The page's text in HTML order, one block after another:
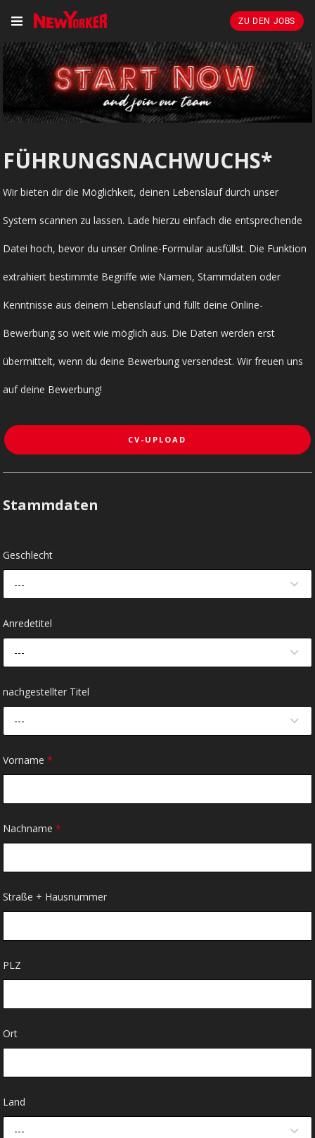
ZU DEN JOBS
FÜHRUNGSNACHWUCHS*
Wir bieten dir die Möglichkeit, deinen Lebenslauf durch unser
System scannen zu lassen. Lade hierzu einfach die entsprechende
Datei hoch, bevor du unser Online-Formular ausfüllst. Die Funktion
extrahiert bestimmte Begriffe wie Namen, Stammdaten oder
Kenntnisse aus deinem Lebenslauf und füllt deine Online-
Bewerbung so weit wie möglich aus. Die Daten werden erst
übermittelt, wenn du deine Bewerbung versendest. Wir freuen uns
auf deine Bewerbung!
CV-UPLOAD
Stammdaten
Geschlecht
---
Anredetitel
---
nachgestellter Titel
---
Vorname*
Nachname*
Straße + Hausnummer
PLZ
Ort
Land
---